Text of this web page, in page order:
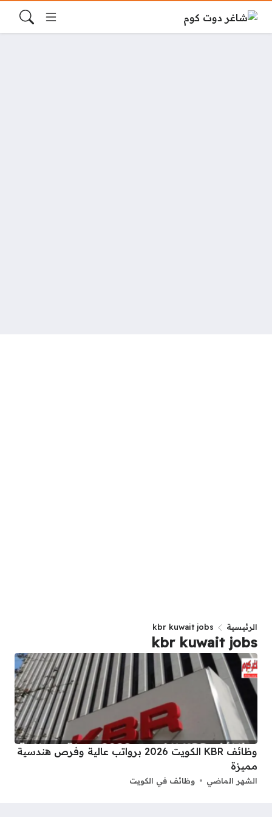
الرئيسية kbr kuwait jobs
kbr kuwait jobs
وظائف KBR الكويت 2026 برواتب عالية وفرص هندسية
مميزة
الشهر الماضي وظائف في الكويت